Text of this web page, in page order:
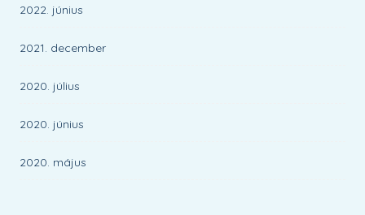
2022. június
2021. december
2020. július
2020. június
2020. május